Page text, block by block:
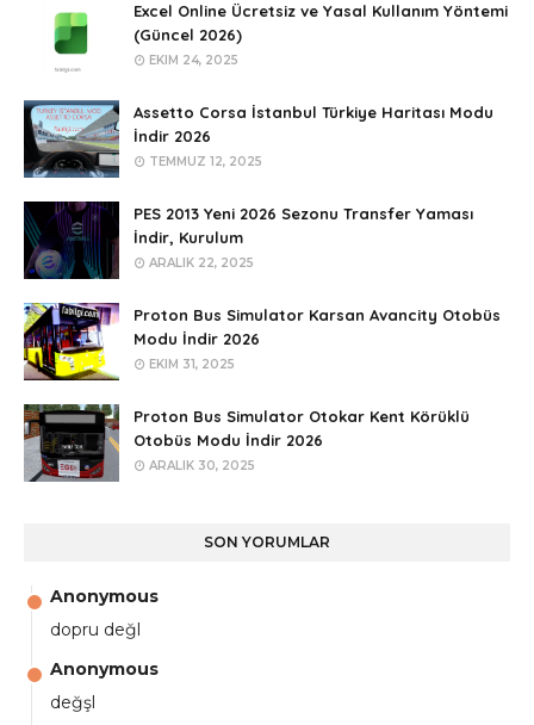
Excel Online Ücretsiz ve Yasal Kullanım Yöntemi
(Güncel 2026)
EKIM 24, 2025
Assetto Corsa İstanbul Türkiye Haritası Modu
İndir 2026
TEMMUZ 12, 2025
PES 2013 Yeni 2026 Sezonu Transfer Yaması
İndir, Kurulum
ARALIK 22, 2025
Proton Bus Simulator Karsan Avancity Otobüs
Modu İndir 2026
EKIM 31, 2025
Proton Bus Simulator Otokar Kent Körüklü
Otobüs Modu İndir 2026
ARALIK 30, 2025
SON YORUMLAR
Anonymous
dopru değl
Anonymous
değşl